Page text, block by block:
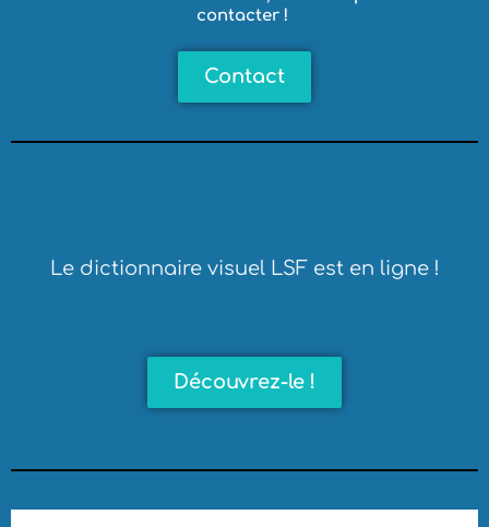
contacter !
Contact
Le dictionnaire visuel LSF est en ligne !
Découvrez-le !